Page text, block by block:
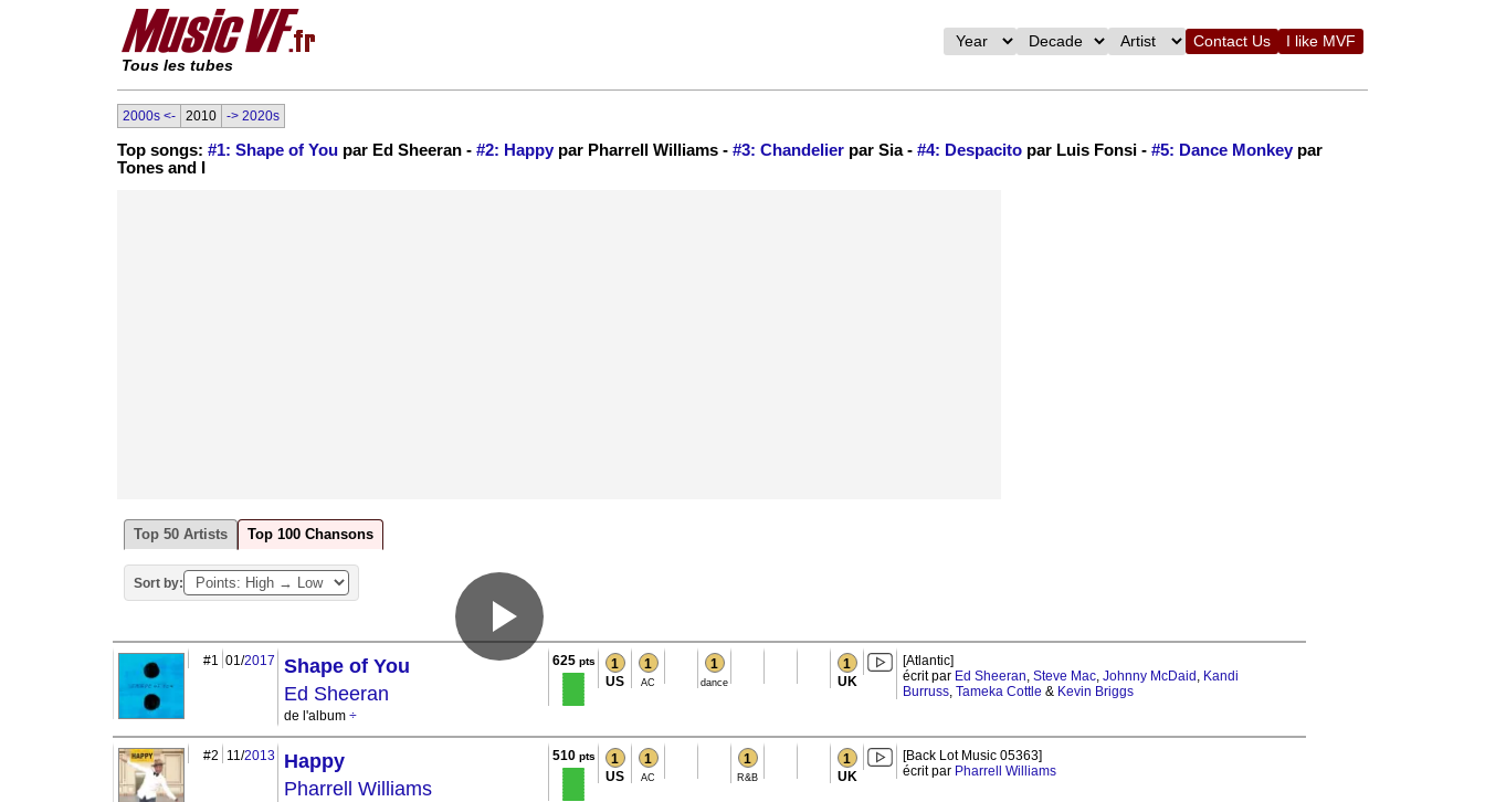
Tous les tubes
Contact Us I like MVF
2000s <- 2010 -> 2020s
Top songs: #1: Shape of You par Ed Sheeran - #2: Happy par Pharrell Williams - #3: Chandelier par Sia - #4: Despacito par Luis Fonsi - #5: Dance Monkey par
Tones and I
Top 50 Artists Top 100 Chansons
Sort by:
#1 01/2017
Shape of You
Ed Sheeran
de l'album ÷
625pts 1
US
1
AC
1
dance
1
UK
[Atlantic]
écrit par Ed Sheeran, Steve Mac, Johnny McDaid , Kandi
Burruss, Tameka Cottle & Kevin Briggs
#2 11/2013
Happy
Pharrell Williams
510pts 1
US
1
AC
1
R&B
1
UK
[Back Lot Music 05363]
écrit par Pharrell Williams